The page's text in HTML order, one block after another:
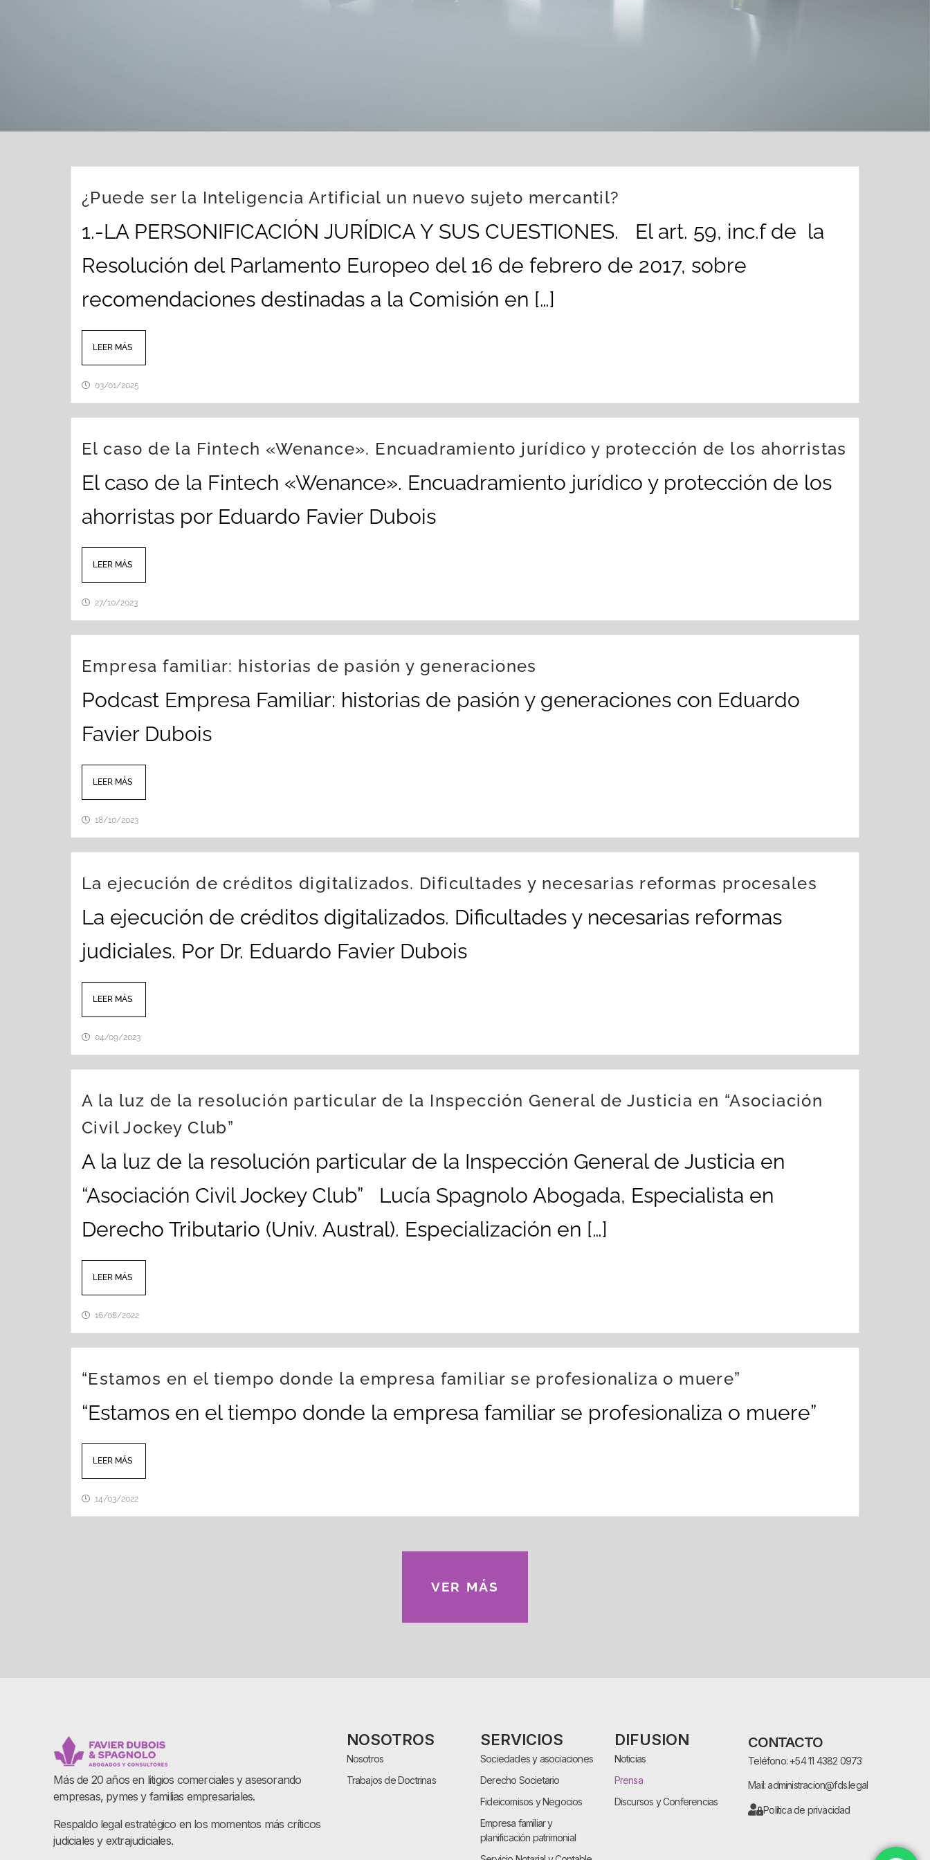
¿Puede ser la Inteligencia Artificial un nuevo sujeto mercantil?
1.-LA PERSONIFICACIÓN JURÍDICA Y SUS CUESTIONES. El art. 59, inc.f de la
Resolución del Parlamento Europeo del 16 de febrero de 2017, sobre
recomendaciones destinadas a la Comisión en […]
LEER MÁS
03/01/2025
El caso de la Fintech «Wenance». Encuadramiento jurídico y protección de los ahorristas
El caso de la Fintech «Wenance». Encuadramiento jurídico y protección de los
ahorristas por Eduardo Favier Dubois
LEER MÁS
27/10/2023
Empresa familiar: historias de pasión y generaciones
Podcast Empresa Familiar: historias de pasión y generaciones con Eduardo
Favier Dubois
LEER MÁS
18/10/2023
La ejecución de créditos digitalizados. Dificultades y necesarias reformas procesales
La ejecución de créditos digitalizados. Dificultades y necesarias reformas
judiciales. Por Dr. Eduardo Favier Dubois
LEER MÁS
04/09/2023
A la luz de la resolución particular de la Inspección General de Justicia en “Asociación
Civil Jockey Club”
A la luz de la resolución particular de la Inspección General de Justicia en
“Asociación Civil Jockey Club” Lucía Spagnolo Abogada, Especialista en
Derecho Tributario (Univ. Austral). Especialización en […]
LEER MÁS
16/08/2022
“Estamos en el tiempo donde la empresa familiar se profesionaliza o muere”
“Estamos en el tiempo donde la empresa familiar se profesionaliza o muere”
LEER MÁS
14/03/2022
VER MÁS
Más de 20 años en litigios comerciales y asesorando
empresas, pymes y familias empresariales.
Respaldo legal estratégico en los momentos más críticos
judiciales y extrajudiciales.
NOSOTROS
Nosotros
Trabajos de Doctrinas
SERVICIOS
Sociedades y asociaciones
Derecho Societario
Fideicomisos y Negocios
Empresa familiar y
planificación patrimonial
DIFUSION
Noticias
Prensa
Discursos y Conferencias
CONTACTO
Teléfono: +54 11 4382 0973
Mail: administracion@fds.legal
Política de privacidad